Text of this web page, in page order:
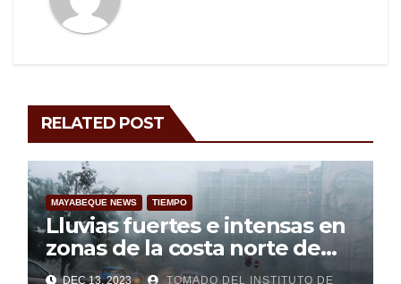
RELATED POST
MAYABEQUE NEWS TIEMPO
Lluvias fuertes e intensas en
zonas de la costa norte de
Occidente
DEC 13, 2023 TOMADO DEL INSTITUTO DE